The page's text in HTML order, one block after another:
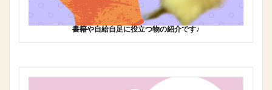
書籍や自給自足に役立つ物の紹介です♪